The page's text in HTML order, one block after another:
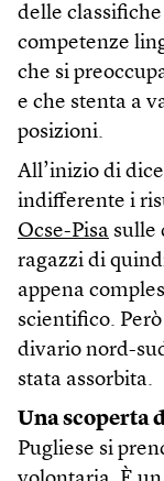
delle
competenze
che si
e che stenta a
posizioni.
All’inizio di
indifferente i
Ocse-Pisa sulle
ragazzi di
appena
scientifico.
divario nord-
stata assorbita.
Una scoperta
Pugliese si